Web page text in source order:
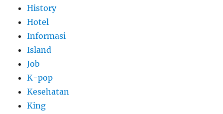
History
Hotel
Informasi
Island
Job
K-pop
Kesehatan
King